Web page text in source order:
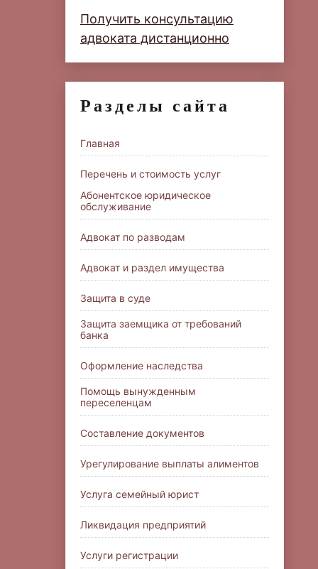
Получить консультацию
адвоката дистанционно
Разделы сайта
Главная
Перечень и стоимость услуг
Абонентское юридическое
обслуживание
Адвокат по разводам
Адвокат и раздел имущества
Защита в суде
Защита заемщика от требований
банка
Оформление наследства
Помощь вынужденным
переселенцам
Составление документов
Урегулирование выплаты алиментов
Услуга семейный юрист
Ликвидация предприятий
Услуги регистрации